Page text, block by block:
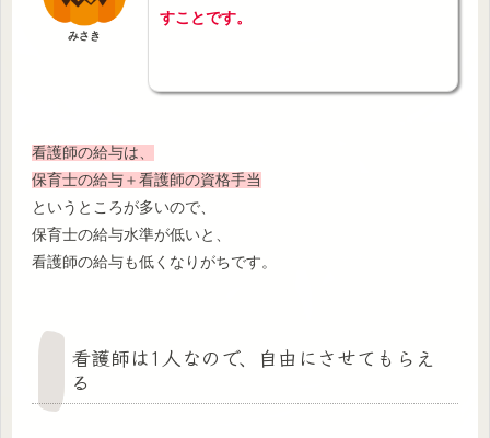
みさき
すことです。
看護師の給与は、
保育士の給与＋看護師の資格手当
というところが多いので、
保育士の給与水準が低いと、
看護師の給与も低くなりがちです。
看護師は1人なので、自由にさせてもらえ
る